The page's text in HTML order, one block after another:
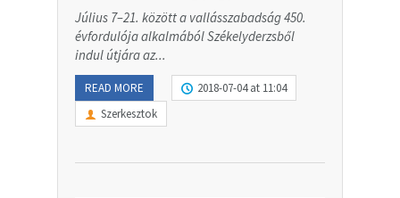
Július 7–21. között a vallásszabadság 450.
évfordulója alkalmából Székelyderzsből
indul útjára az...
READ MORE
2018-07-04 at 11:04
Szerkesztok